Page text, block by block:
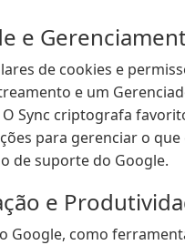
e
de cookies e
e um
Sync criptografa
para gerenciar o
de suporte do Google.
e
Google, como